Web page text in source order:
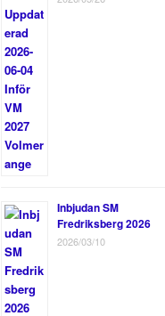
Inbjudan SM
Fredriksberg 2026
2026/03/10